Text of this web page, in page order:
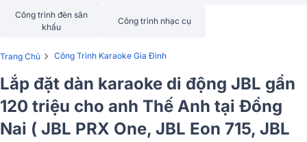
Công trình đèn sân
khấu
Công trình nhạc cụ
Trang Chủ › Công Trình Karaoke Gia Đình
Lắp đặt dàn karaoke di động JBL gần
120 triệu cho anh Thế Anh tại Đồng
Nai ( JBL PRX One, JBL Eon 715, JBL